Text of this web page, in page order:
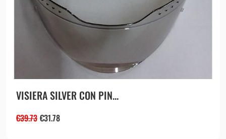
VISIERA SILVER CON PIN...
€39.73 €31.78